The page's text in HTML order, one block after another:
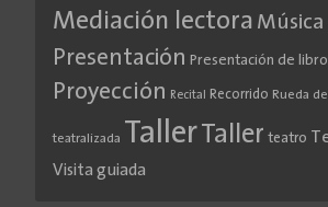
Mediación lectora Música
Presentación Presentación de libro
Proyección Recital Recorrido Rueda
teatralizada TallerTaller teatro
Visita guiada